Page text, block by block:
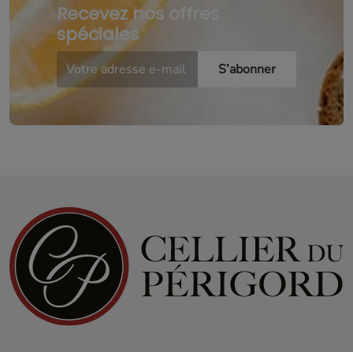
Recevez nos offres
spéciales